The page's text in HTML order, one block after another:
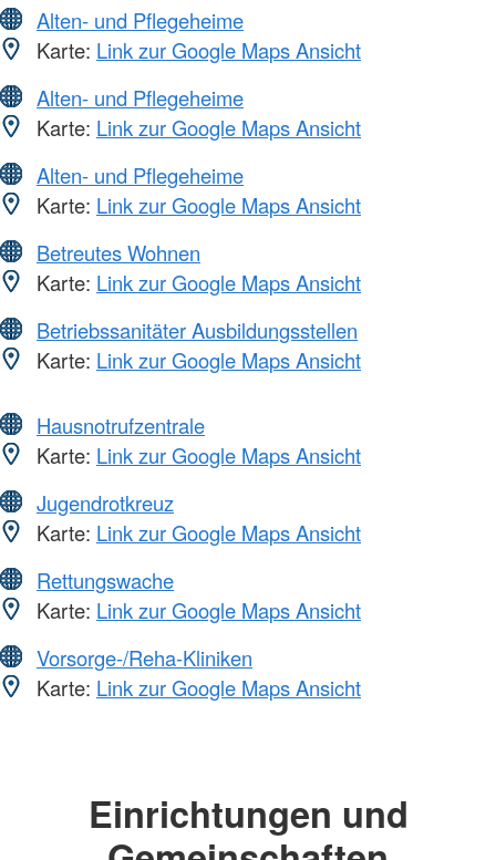
Alten- und Pflegeheime
Karte: Link zur Google Maps Ansicht
Alten- und Pflegeheime
Karte: Link zur Google Maps Ansicht
Alten- und Pflegeheime
Karte: Link zur Google Maps Ansicht
Betreutes Wohnen
Karte: Link zur Google Maps Ansicht
Betriebssanitäter Ausbildungsstellen
Karte: Link zur Google Maps Ansicht
Hausnotrufzentrale
Karte: Link zur Google Maps Ansicht
Jugendrotkreuz
Karte: Link zur Google Maps Ansicht
Rettungswache
Karte: Link zur Google Maps Ansicht
Vorsorge-/Reha-Kliniken
Karte: Link zur Google Maps Ansicht
Einrichtungen und